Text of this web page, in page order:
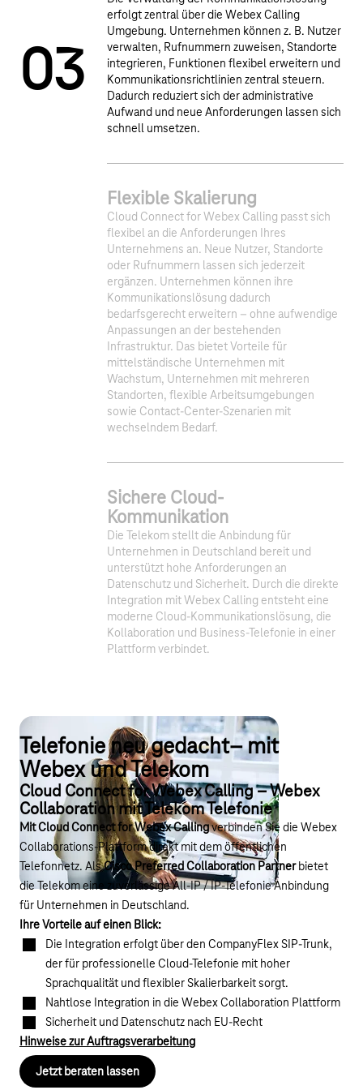
03
erfolgt zentral über die Webex Calling
Umgebung. Unternehmen können z. B. Nutzer
verwalten, Rufnummern zuweisen, Standorte
integrieren, Funktionen flexibel erweitern und
Kommunikationsrichtlinien zentral steuern.
Dadurch reduziert sich der administrative
Aufwand und neue Anforderungen lassen sich
schnell umsetzen.
Flexible Skalierung
Cloud Connect for Webex Calling passt sich
flexibel an die Anforderungen Ihres
Unternehmens an. Neue Nutzer, Standorte
oder Rufnummern lassen sich jederzeit
ergänzen. Unternehmen können ihre
Kommunikationslösung dadurch
bedarfsgerecht erweitern – ohne aufwendige
Anpassungen an der bestehenden
Infrastruktur. Das bietet Vorteile für
mittelständische Unternehmen mit
Wachstum, Unternehmen mit mehreren
Standorten, flexible Arbeitsumgebungen
sowie Contact-Center-Szenarien mit
wechselndem Bedarf.
Sichere Cloud-
Kommunikation
Die Telekom stellt die Anbindung für
Unternehmen in Deutschland bereit und
unterstützt hohe Anforderungen an
Datenschutz und Sicherheit. Durch die direkte
Integration mit Webex Calling entsteht eine
moderne Cloud-Kommunikationslösung, die
Kollaboration und Business-Telefonie in einer
Plattform verbindet.
Telefonie neu gedacht– mit
Webex und Telekom
Cloud Connect for Webex Calling – Webex
Collaboration mit Telekom Telefonie
Mit Cloud Connect for Webex Callingverbinden Sie die Webex
Collaborations-Plattform direkt mit dem öffentlichen
Telefonnetz. AlsCisco Preferred Collaboration Partner bietet
die Telekom eine zuverlässige All‑IP / IP-Telefonie Anbindung
für Unternehmen in Deutschland.
Ihre Vorteile auf einen Blick:
Die Integration erfolgt über den CompanyFlex SIP-Trunk,
der für professionelle Cloud-Telefonie mit hoher
Sprachqualität und flexibler Skalierbarkeit sorgt.
Nahtlose Integration in die Webex Collaboration Plattform
Sicherheit und Datenschutz nach EU-Recht
Hinweise zur Auftragsverarbeitung
Jetzt beraten lassen